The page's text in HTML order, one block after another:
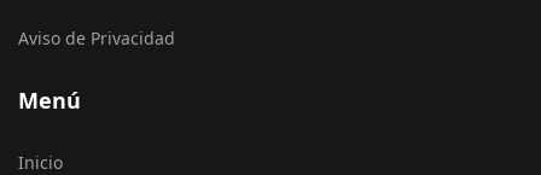
Aviso de Privacidad
Menú
Inicio